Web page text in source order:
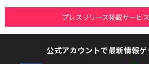
プレスリリース掲載サービス
公式アカウントで最新情報ゲ